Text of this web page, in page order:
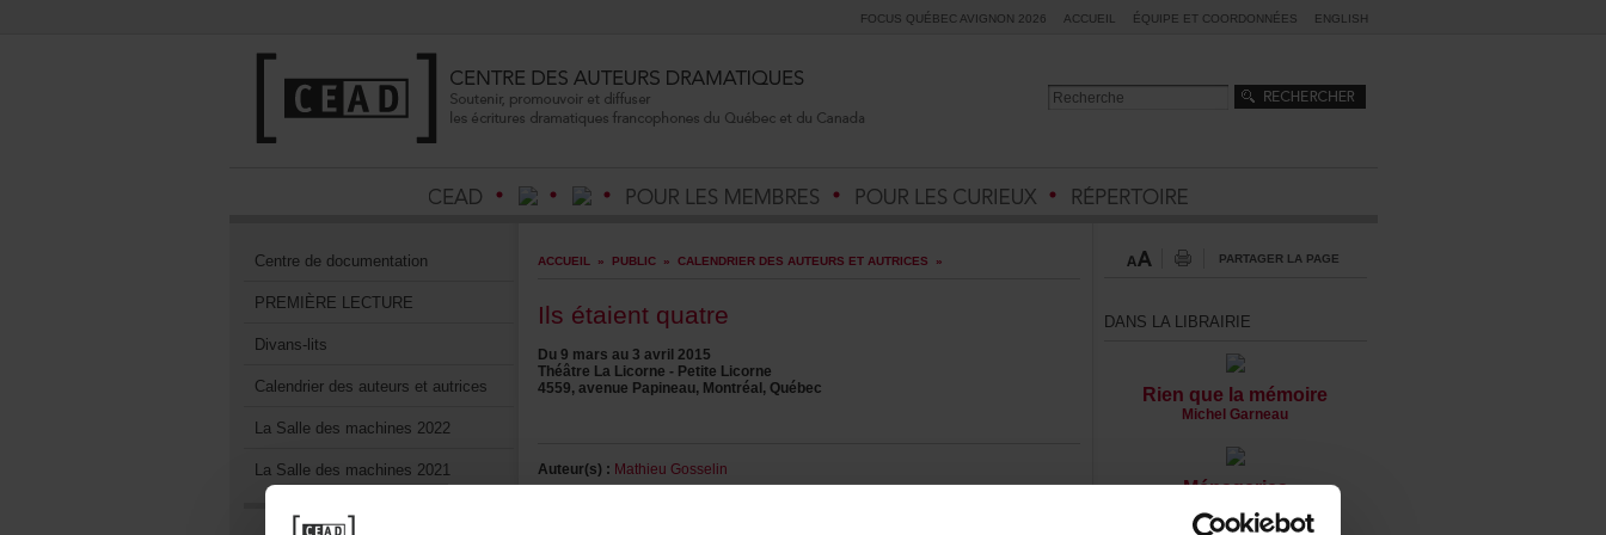
FOCUSQUÉBECAVIGNON2026 ACCUEIL ÉQUIPEETCOORDONNÉES ENGLISH
Centrededocumentation
PREMIÈRELECTURE
Divans-lits
Calendrierdesauteursetautrices
LaSalledesmachines2022
LaSalledesmachines2021
ACCUEIL » PUBLIC» CALENDRIERDESAUTEURSETAUTRICES »
Ilsétaientquatre
Du9marsau3avril2015
ThéâtreLaLicorne-PetiteLicorne
4559,avenuePapineau,Montréal,Québec
Auteur(s): MathieuGosselin
PARTAGERLAPAGE
DANSLALIBRAIRIE
Rienquelamémoire
MichelGarneau
Ménageries